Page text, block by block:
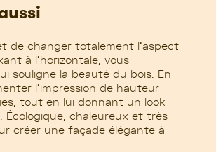
de changer totalement l’aspect
à l’horizontale, vous
souligne la beauté du bois. En
l’impression de hauteur
tout en lui donnant un look
chaleureux et très
créer une façade élégante à